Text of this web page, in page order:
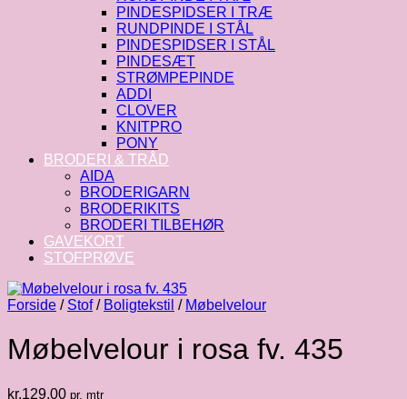
PINDESPIDSER I TRÆ
RUNDPINDE I STÅL
PINDESPIDSER I STÅL
PINDESÆT
STRØMPEPINDE
ADDI
CLOVER
KNITPRO
PONY
BRODERI & TRÅD
AIDA
BRODERIGARN
BRODERIKITS
BRODERI TILBEHØR
GAVEKORT
STOFPRØVE
Forside / Stof / Boligtekstil / Møbelvelour
Møbelvelour i rosa fv. 435
kr.129.00 pr. mtr